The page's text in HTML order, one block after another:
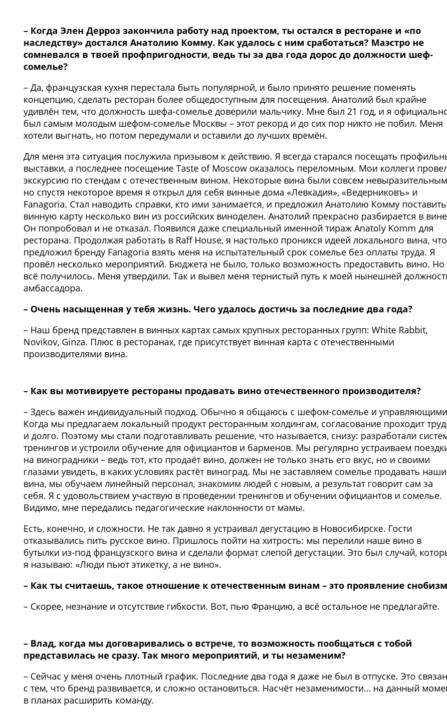
– Когда Элен Дерроз закончила работу над проектом, ты остался в ресторане и «по
наследству» достался Анатолию Комму. Как удалось с ним сработаться? Маэстро не
сомневался в твоей профпригодности, ведь ты за два года дорос до должности шеф-
сомелье?
– Да, французская кухня перестала быть популярной, и было принято решение поменять
концепцию, сделать ресторан более общедоступным для посещения. Анатолий был крайне
удивлён тем, что должность шефа-сомелье доверили мальчику. Мне был 21 год, и я
был самым молодым шефом-сомелье Москвы – этот рекорд и до сих пор никто не побил. Меня
хотели выгнать, но потом передумали и оставили до лучших времён.
Для меня эта ситуация послужила призывом к действию. Я всегда старался посещать
выставки, а последнее посещение Taste of Moscow оказалось переломным. Мои коллеги
экскурсию по стендам с отечественным вином. Некоторые вина были совсем
но спустя некоторое время я открыл для себя винные дома «Левкадия», «Ведерниковъ» и
Fanagoria. Стал наводить справки, кто ими занимается, и предложил Анатолию Комму
винную карту несколько вин из российских виноделен. Анатолий прекрасно разбирается в
Он попробовал и не отказал. Появился даже специальный именной тираж Anatoly Komm для
ресторана. Продолжая работать в Raff House, я настолько проникся идеей локального вина, что
предложил бренду Fanagoria взять меня на испытательный срок сомелье без оплаты труда. Я
провёл несколько мероприятий. Бюджета не было, только возможность предоставить вино. Но
всё получилось. Меня утвердили. Так и вывел меня тернистый путь к моей нынешней
амбассадора.
– Очень насыщенная у тебя жизнь. Чего удалось достичь за последние два года?
– Наш бренд представлен в винных картах самых крупных ресторанных групп: White Rabbit,
Novikov, Ginza. Плюс в ресторанах, где присутствует винная карта с отечественными
производителями вина.
– Как вы мотивируете рестораны продавать вино отечественного производителя?
– Здесь важен индивидуальный подход. Обычно я общаюсь с шефом-сомелье и
Когда мы предлагаем локальный продукт ресторанным холдингам, согласование проходит
и долго. Поэтому мы стали подготавливать решение, что называется, снизу: разработали
тренингов и устроили обучение для официантов и барменов. Мы регулярно устраиваем
на виноградники – ведь тот, кто продаёт вино, должен не только знать его вкус, но и своими
глазами увидеть, в каких условиях растёт виноград. Мы не заставляем сомелье продавать наши
вина, мы обучаем линейный персонал, знакомим людей с новым, а результат говорит сам за
себя. Я с удовольствием участвую в проведении тренингов и обучении официантов и сомелье.
Видимо, мне передались педагогические наклонности от мамы.
Есть, конечно, и сложности. Не так давно я устраивал дегустацию в Новосибирске. Гости
отказывались пить русское вино. Пришлось пойти на хитрость: мы перелили наше вино в
бутылки из-под французского вина и сделали формат слепой дегустации. Это был случай,
я называю: «Люди пьют этикетку, а не вино».
– Как ты считаешь, такое отношение к отечественным винам – это проявление
– Скорее, незнание и отсутствие гибкости. Вот, пью Францию, а всё остальное не предлагайте.
– Влад, когда мы договаривались о встрече, то возможность пообщаться с тобой
представилась не сразу. Так много мероприятий, и ты незаменим?
– Сейчас у меня очень плотный график. Последние два года я даже не был в отпуске. Это
с тем, что бренд развивается, и сложно остановиться. Насчёт незаменимости… на данный
в планах расширить команду.